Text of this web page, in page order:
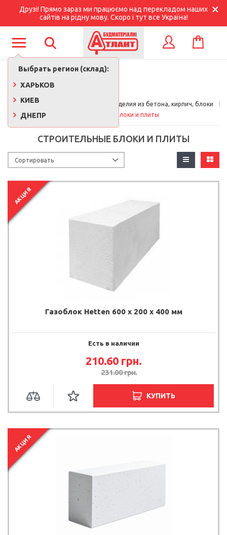
Друзі! Прямо зараз ми працюємо над перекладом наших
сайтів на рідну мову. Скоро і тут все Україна!
Выбрать регион (склад):
ХАРЬКОВ
КИЕВ
ДНЕПР
КОРЗИНА
Главная
Изделия из бетона, кирпич, блоки
Строительные блоки и плиты
СТРОИТЕЛЬНЫЕ БЛОКИ И ПЛИТЫ
АКЦИЯ
Газоблок Hetten 600 x 200 x 400 мм
Есть в наличии
210.60 грн.
231.00грн.
КУПИТЬ
АКЦИЯ